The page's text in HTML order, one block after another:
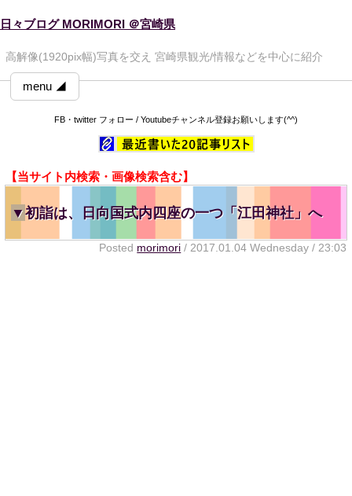
日々ブログ MORIMORI ＠宮崎県
高解像(1920pix幅)写真を交え 宮崎県観光/情報などを中心に紹介
menu ◢
FB・twitter フォロー / Youtubeチャンネル登録お願いします(^^)
【当サイト内検索・画像検索含む】
▼初詣は、日向国式内四座の一つ「江田神社」へ
Posted morimori / 2017.01.04 Wednesday / 23:03